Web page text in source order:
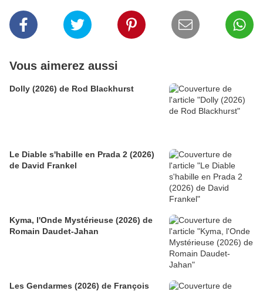
Vous aimerez aussi
Dolly (2026) de Rod Blackhurst
Le Diable s'habille en Prada 2 (2026)
de David Frankel
Kyma, l'Onde Mystérieuse (2026) de
Romain Daudet-Jahan
Les Gendarmes (2026) de François